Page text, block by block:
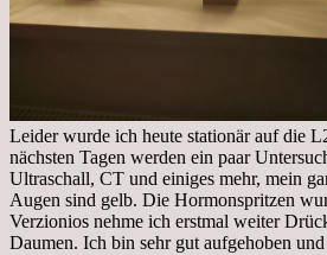
Leider wurde ich heute stationär auf die
nächsten Tagen werden ein paar
Ultraschall, CT und einiges mehr, mein
Augen sind gelb. Die Hormonspritzen
Verzionios nehme ich erstmal weiter
Daumen. Ich bin sehr gut aufgehoben